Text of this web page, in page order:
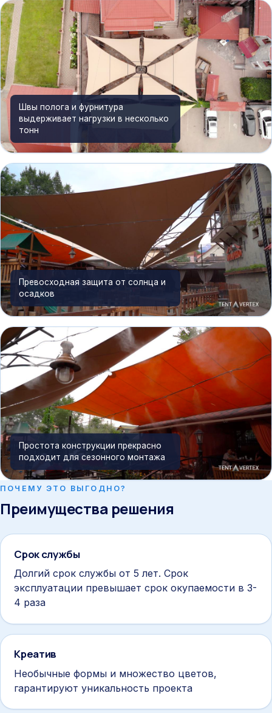
Швы полога и фурнитура
выдерживает нагрузки в несколько
тонн
Превосходная защита от солнца и
осадков
Простота конструкции прекрасно
подходит для сезонного монтажа
ПОЧЕМУ ЭТО ВЫГОДНО?
Преимущества решения
Срок службы
Долгий срок службы от 5 лет. Срок
эксплуатации превышает срок окупаемости в 3-
4 раза
Креатив
Необычные формы и множество цветов,
гарантируют уникальность проекта